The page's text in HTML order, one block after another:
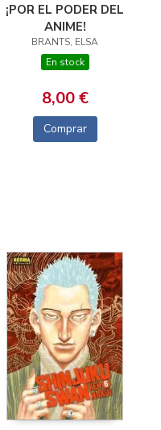
¡POR EL PODER DEL
ANIME!
BRANTS, ELSA
En stock
8,00 €
Comprar